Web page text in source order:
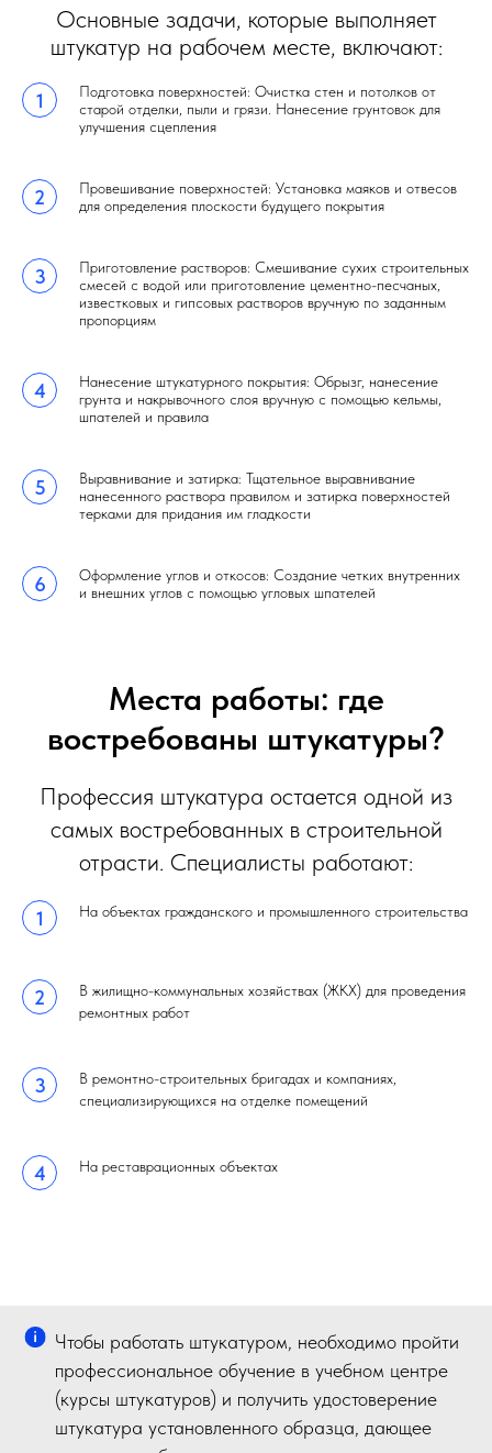
Основные задачи, которые выполняет
штукатур на рабочем месте, включают:
Подготовка поверхностей: Очистка стен и потолков от
старой отделки, пыли и грязи. Нанесение грунтовок для
улучшения сцепления
Провешивание поверхностей: Установка маяков и отвесов
для определения плоскости будущего покрытия
Приготовление растворов: Смешивание сухих строительных
смесей с водой или приготовление цементно-песчаных,
известковых и гипсовых растворов вручную по заданным
пропорциям
Нанесение штукатурного покрытия: Обрызг, нанесение
грунта и накрывочного слоя вручную с помощью кельмы,
шпателей и правила
Выравнивание и затирка: Тщательное выравнивание
нанесенного раствора правилом и затирка поверхностей
терками для придания им гладкости
Оформление углов и откосов: Создание четких внутренних
и внешних углов с помощью угловых шпателей
Места работы: где
востребованы штукатуры?
Профессия штукатура остается одной из
самых востребованных в строительной
отрасти. Специалисты работают:
На объектах гражданского и промышленного строительства
В жилищно-коммунальных хозяйствах (ЖКХ) для проведения
ремонтных работ
В ремонтно-строительных бригадах и компаниях,
специализирующихся на отделке помещений
На реставрационных объектах
Чтобы работать штукатуром, необходимо пройти
профессиональное обучение в учебном центре
(курсы штукатуров) и получить удостоверение
штукатура установленного образца, дающее